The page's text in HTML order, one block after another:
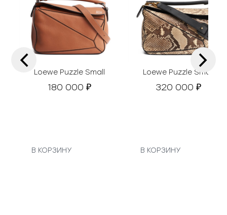
Loewe Puzzle Small
180 000₽
В КОРЗИНУ
Loewe Puzzle Small
320 000₽
В КОРЗИНУ
‹ ›